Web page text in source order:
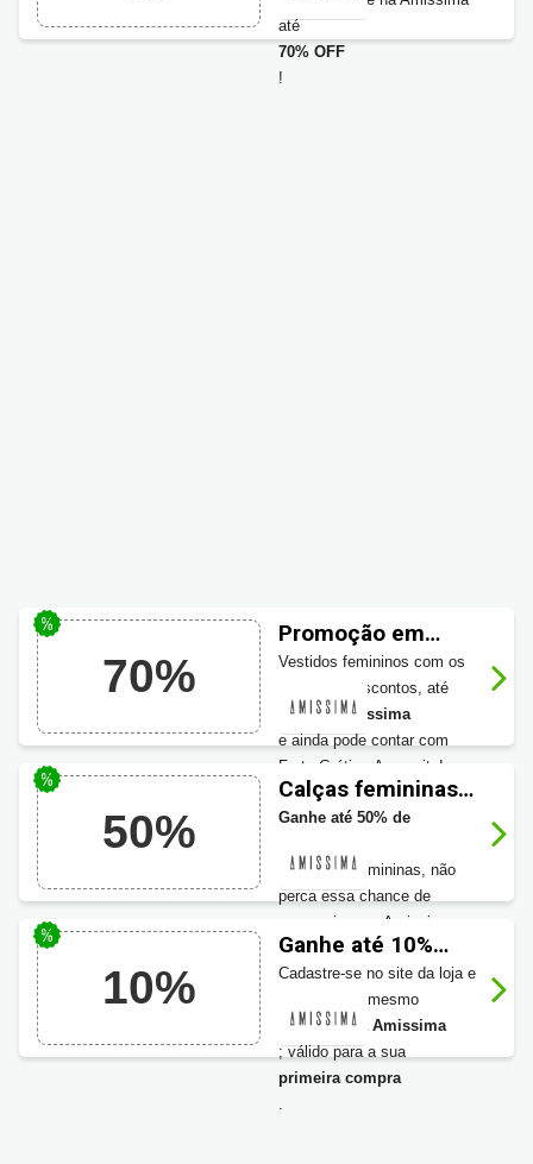
até
70% OFF
!
70%
Promoção em
vestidos femininos
Amissima
Vestidos femininos com os
melhores descontos, até
70% na Amissima
e ainda pode contar com
Frete Grátis. Aproveite!
50%
Calças femininas
com descontos
Ganhe até 50% de
em calças femininas, não
perca essa chance de
economizar na Amissima,
aproveite!
10%
Ganhe até 10%
OFF na Amissima
Cadastre-se no site da loja e
ganhe agora mesmo
10% OFF na Amissima
; válido para a sua
primeira compra